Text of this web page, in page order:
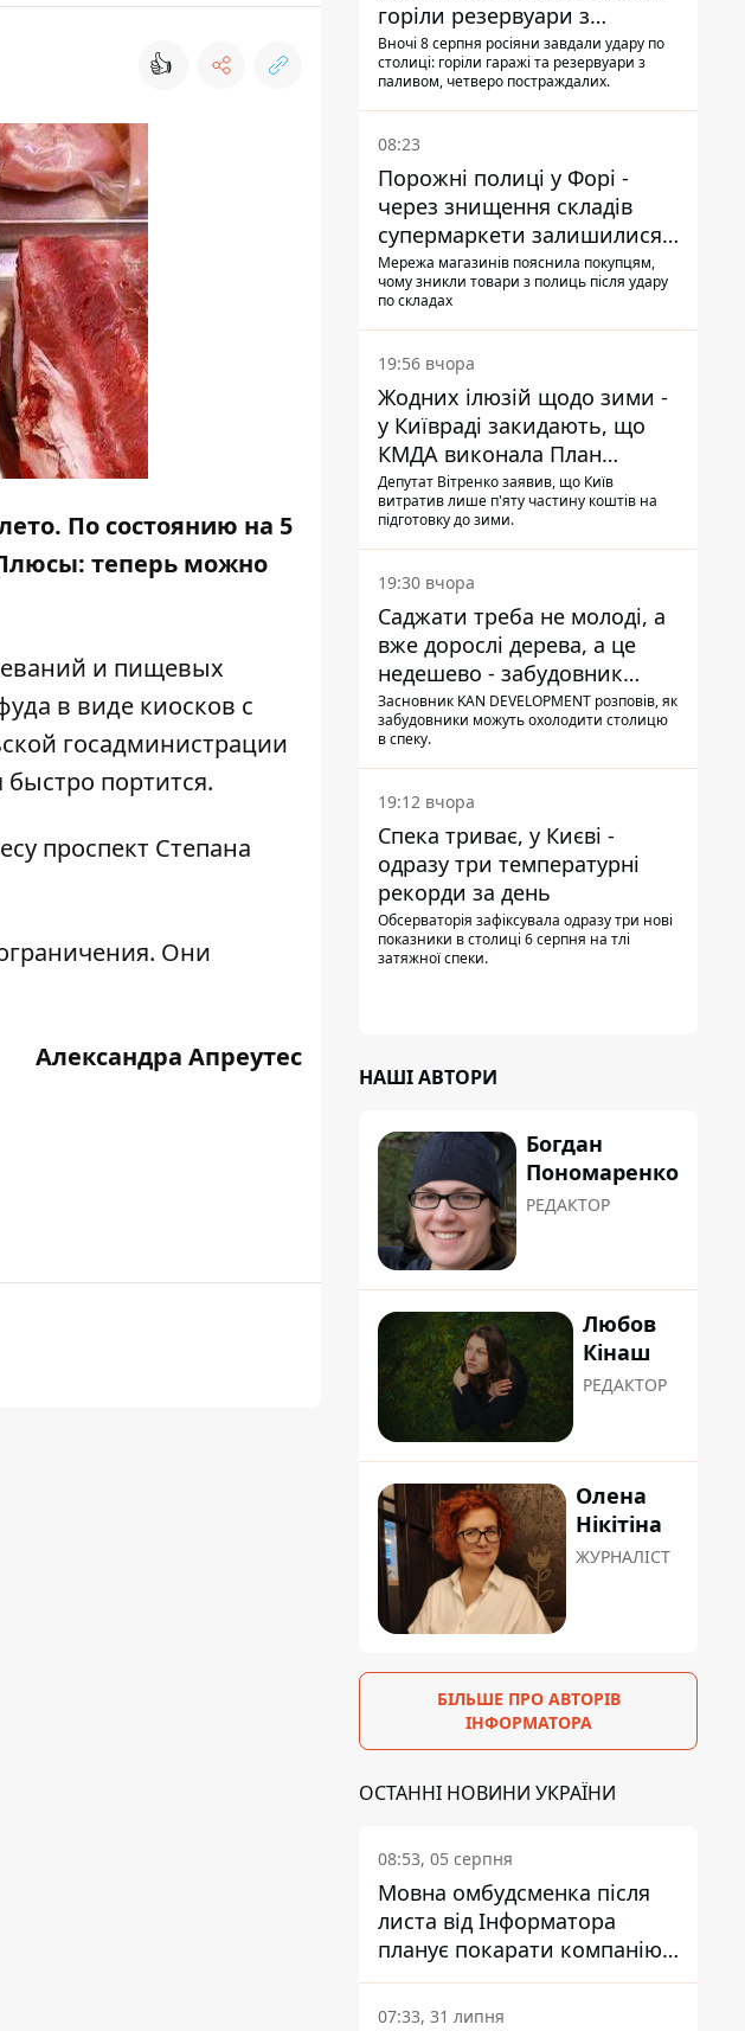
👍
По состоянию на 5
теперь можно
и пищевых
в виде киосков с
госадминистрации
портится.
проспект Степана
Они
Александра Апреутес
горіли резервуари з
паливом
Вночі 8 серпня росіяни завдали удару по
столиці: горіли гаражі та резервуари з
паливом, четверо постраждалих.
08:23
Порожні полиці у Форі -
через знищення складів
супермаркети залишилися
без асортименту
Мережа магазинів пояснила покупцям,
чому зникли товари з полиць після удару
по складах
19:56 вчора
Жодних ілюзій щодо зими -
у Київраді закидають, що
КМДА виконала План
стійкості на 20%
Депутат Вітренко заявив, що Київ
витратив лише п'яту частину коштів на
підготовку до зими.
19:30 вчора
Саджати треба не молоді, а
вже дорослі дерева, а це
недешево - забудовник
Ніконов
Засновник KAN DEVELOPMENT розповів, як
забудовники можуть охолодити столицю
в спеку.
19:12 вчора
Спека триває, у Києві -
одразу три температурні
рекорди за день
Обсерваторія зафіксувала одразу три нові
показники в столиці 6 серпня на тлі
затяжної спеки.
НАШІ АВТОРИ
Богдан
Пономаренко
РЕДАКТОР
Любов
Кінаш
РЕДАКТОР
Олена
Нікітіна
ЖУРНАЛІСТ
БІЛЬШЕ ПРО АВТОРІВ
ІНФОРМАТОРА
ОСТАННІ НОВИНИ УКРАЇНИ
08:53, 05 серпня
Мовна омбудсменка після
листа від Інформатора
планує покарати компанію-
підрядника ПриватБанку
07:33, 31 липня